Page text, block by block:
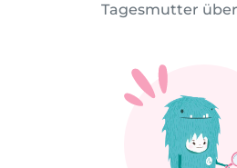
Tagesmutter